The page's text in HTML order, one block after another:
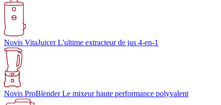
Novis VitaJuicer L'ultime extracteur de jus 4-en-1
Novis ProBlender Le mixeur haute performance polyvalent